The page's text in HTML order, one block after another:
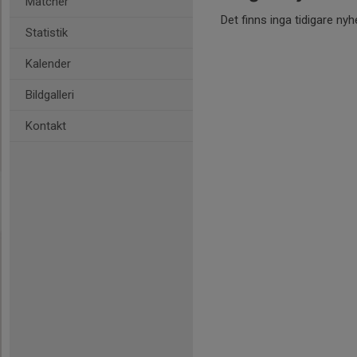
Statistik
Kalender
Bildgalleri
Kontakt
Det finns inga tidigare